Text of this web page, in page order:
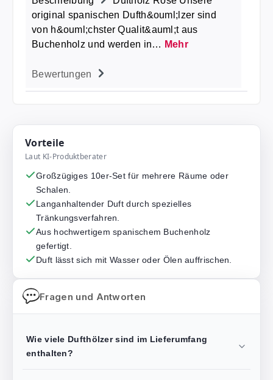
original spanischen Dufth&ouml;lzer sind
von h&ouml;chster Qualit&auml;t aus
Buchenholz und werden in… Mehr
Bewertungen
Vorteile
Laut KI-Produktberater
Großzügiges 10er-Set für mehrere Räume oder
Schalen.
Langanhaltender Duft durch spezielles
Tränkungsverfahren.
Aus hochwertigem spanischem Buchenholz
gefertigt.
Duft lässt sich mit Wasser oder Ölen auffrischen.
Fragen und Antworten
Wie viele Dufthölzer sind im Lieferumfang
enthalten?